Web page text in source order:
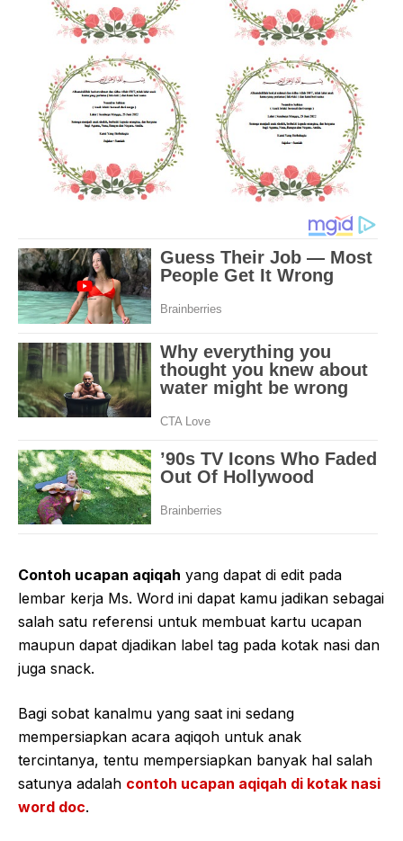
Contoh ucapan aqiqah yang dapat di edit pada
lembar kerja Ms. Word ini dapat kamu jadikan sebagai
salah satu referensi untuk membuat kartu ucapan
maupun dapat djadikan label tag pada kotak nasi dan
juga snack.
Bagi sobat kanalmu yang saat ini sedang
mempersiapkan acara aqiqoh untuk anak
tercintanya, tentu mempersiapkan banyak hal salah
satunya adalah contoh ucapan aqiqah di kotak nasi
word doc.